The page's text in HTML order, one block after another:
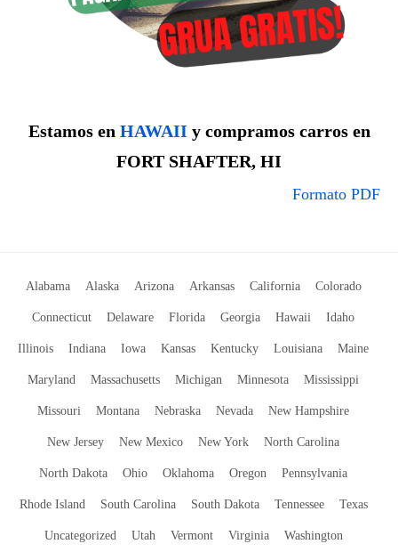
Estamos en HAWAII y compramos carros en
FORT SHAFTER, HI
Formato PDF
Alabama Alaska Arizona Arkansas California Colorado
Connecticut Delaware Florida Georgia Hawaii Idaho
Illinois Indiana Iowa Kansas Kentucky Louisiana Maine
Maryland Massachusetts Michigan Minnesota Mississippi
Missouri Montana Nebraska Nevada New Hampshire
New Jersey New Mexico New York North Carolina
North Dakota Ohio Oklahoma Oregon Pennsylvania
Rhode Island South Carolina South Dakota Tennessee Texas
Uncategorized Utah Vermont Virginia Washington